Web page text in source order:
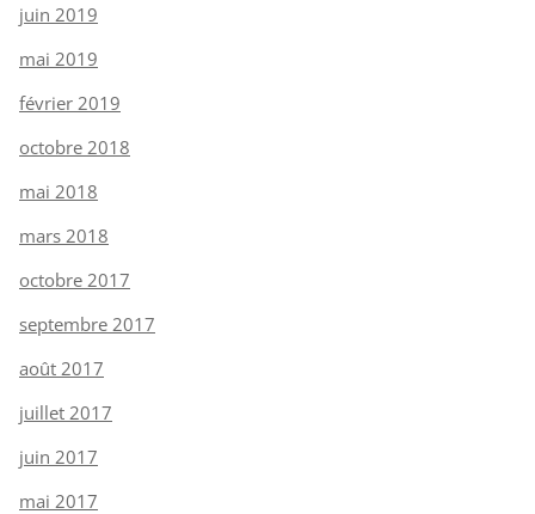
juin 2019
mai 2019
février 2019
octobre 2018
mai 2018
mars 2018
octobre 2017
septembre 2017
août 2017
juillet 2017
juin 2017
mai 2017